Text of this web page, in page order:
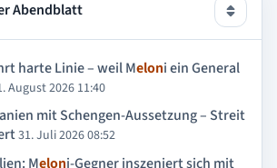
Abendblatt
harte Linie – weil Meloni ein General
August 2026 11:40
mit Schengen-Aussetzung – Streit
31. Juli 2026 08:52
Meloni-Gegner inszeniert sich mit